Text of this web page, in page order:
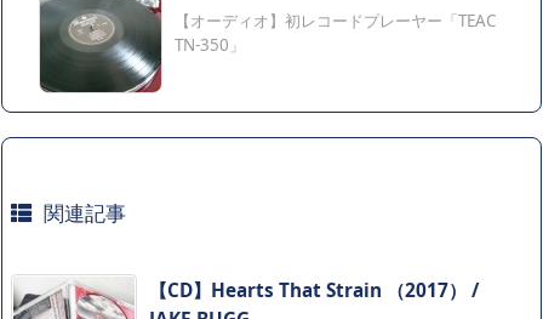
【オーディオ】初レコードプレーヤー「TEAC
TN-350」
関連記事
【CD】Hearts That Strain （2017） /